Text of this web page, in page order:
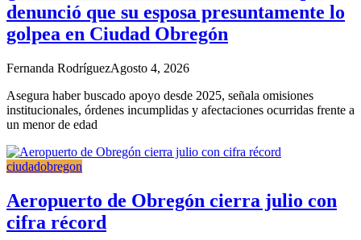
denunció que su esposa presuntamente lo
golpea en Ciudad Obregón
Fernanda RodríguezAgosto 4, 2026
Asegura haber buscado apoyo desde 2025, señala omisiones
institucionales, órdenes incumplidas y afectaciones ocurridas frente a
un menor de edad
ciudadobregon
Aeropuerto de Obregón cierra julio con
cifra récord